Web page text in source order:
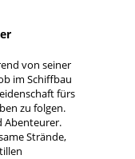
von seiner
im Schiffbau
fürs
zu folgen.
Abenteurer.
Strände,